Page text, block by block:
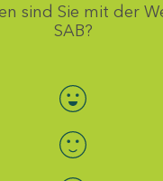
sind Sie mit der
SAB?
Bewertung